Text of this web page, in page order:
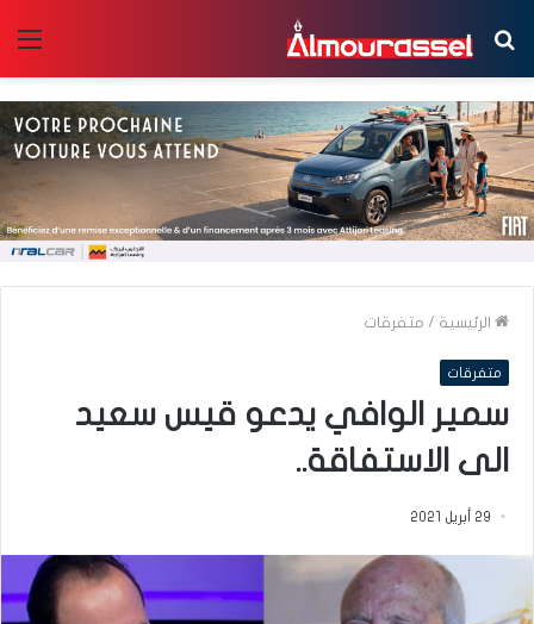
بحث
عن
الرئيسية / متفرقات
متفرقات
سمير الوافي يدعو قيس سعيد
الى الاستفاقة..
29 أبريل 2021